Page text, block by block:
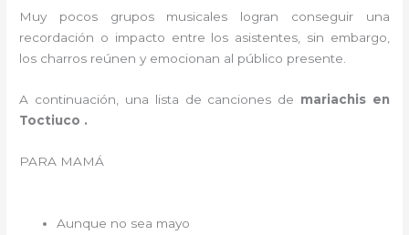
Muy pocos grupos musicales logran conseguir una
recordación o impacto entre los asistentes, sin embargo,
los charros reúnen y emocionan al público presente.
A continuación, una lista de canciones de mariachis en
Toctiuco .
PARA MAMÁ
Aunque no sea mayo